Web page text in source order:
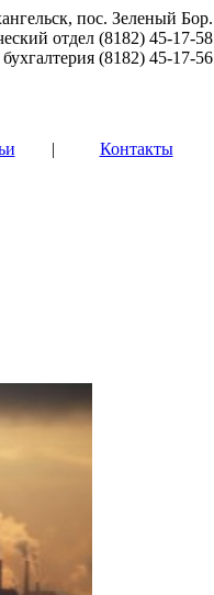
пос. Зеленый Бор.
отдел (8182) 45-17-58
бухгалтерия (8182) 45-17-56
| Контакты